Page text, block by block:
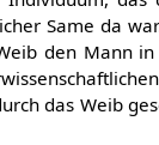
Same da
den Mann
das Weib